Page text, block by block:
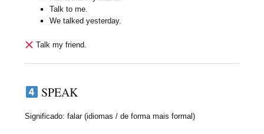
Talk to me.
We talked yesterday.
Talk my friend.
SPEAK
Significado: falar (idiomas / de forma mais formal)